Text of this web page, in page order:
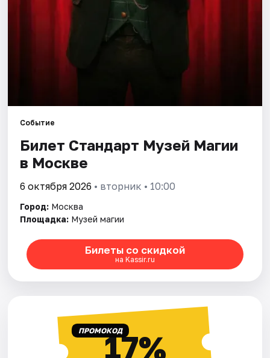
Событие
Билет Стандарт Музей Магии
в Москве
6 октября 2026 • вторник • 10:00
Город: Москва
Площадка: Музей магии
Билеты со скидкой
на Kassir.ru
ПРОМОКОД17%